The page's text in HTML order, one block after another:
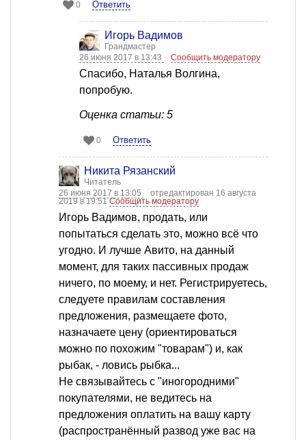
0 Ответить
Игорь Вадимов
Грандмастер
26 июня 2017 в 13:43
Сообщить модератору
Спасибо, Наталья Волгина,
попробую.
Оценка статьи: 5
0 Ответить
Никита Рязанский
Читатель
26 июня 2017 в 13:05
отредактирован 16 августа
2019 в 19:51Сообщить модератору
Игорь Вадимов, продать, или
попытаться сделать это, можно всё что
угодно. И лучше Авито, на данный
момент, для таких пассивных продаж
ничего, по моему, и нет. Регистрируетесь,
следуете правилам составления
предложения, размещаете фото,
назначаете цену (ориентироваться
можно по похожим "товарам") и, как
рыбак, - ловись рыбка...
Не связывайтесь с "иногородними"
покупателями, не ведитесь на
предложения оплатить на вашу карту
(распространённый развод уже вас на